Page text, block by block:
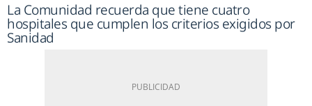
La Comunidad recuerda que tiene cuatro
hospitales que cumplen los criterios exigidos por
Sanidad